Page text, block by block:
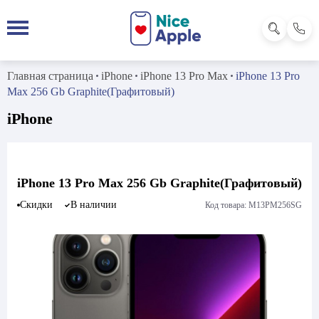
Главная страница iPhone iPhone 13 Pro Max
iPhone 13 Pro
Max 256 Gb Graphite(Графитовый)
iPhone
iPhone 13 Pro Max 256 Gb Graphite(Графитовый)
Скидки В наличии Код товара: M13PM256SG